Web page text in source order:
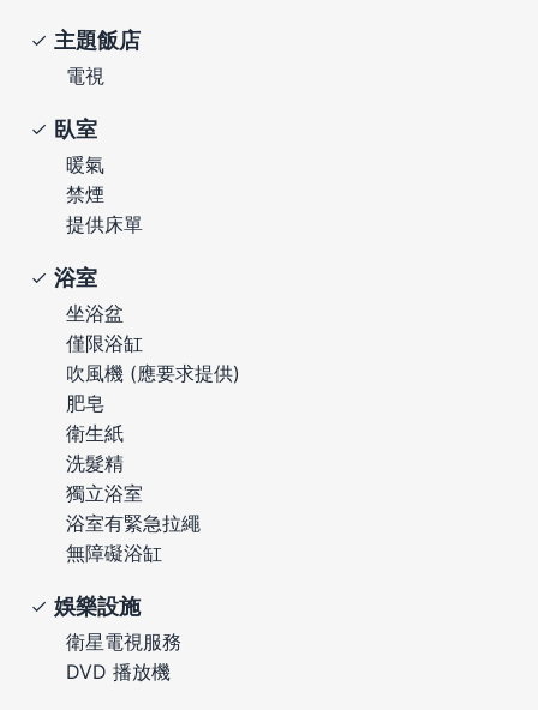
主題飯店
電視
臥室
暖氣
禁煙
提供床單
浴室
坐浴盆
僅限浴缸
吹風機 (應要求提供)
肥皂
衛生紙
洗髮精
獨立浴室
浴室有緊急拉繩
無障礙浴缸
娛樂設施
衛星電視服務
DVD 播放機